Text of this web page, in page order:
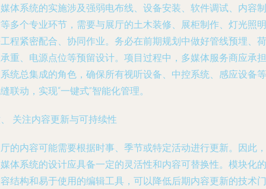
体系统的实施涉及强弱电布线、设备安装、软件调试、内容制
多个专业环节，需要与展厅的土木装修、展柜制作、灯光照明
程紧密配合、协同作业。务必在前期规划中做好管线预埋、荷
重、电源点位等预留设计。项目过程中，多媒体服务商应承担
统总集成的角色，确保所有视听设备、中控系统、感应设备等
联动，实现“一键式”智能化管理。
关注内容更新与可持续性
的内容可能需要根据时事、季节或特定活动进行更新。因此，
体系统的设计应具备一定的灵活性和内容可替换性。模块化的
结构和易于使用的编辑工具，可以降低后期内容更新的技术门